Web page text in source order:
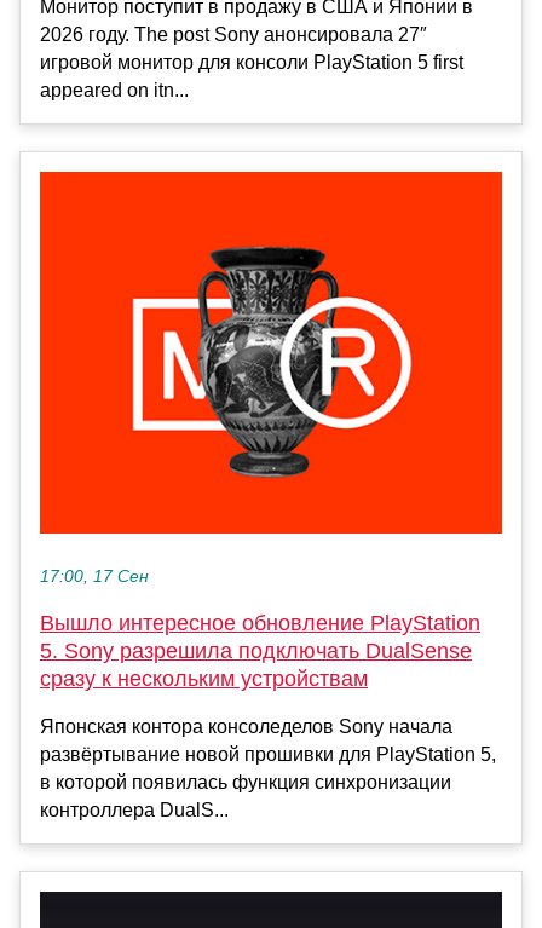
Монитор поступит в продажу в США и Японии в
2026 году. The post Sony анонсировала 27″
игровой монитор для консоли PlayStation 5 first
appeared on itn...
17:00, 17 Сен
Вышло интересное обновление PlayStation
5. Sony разрешила подключать DualSense
сразу к нескольким устройствам
Японская контора консоледелов Sony начала
развёртывание новой прошивки для PlayStation 5,
в которой появилась функция синхронизации
контроллера DualS...